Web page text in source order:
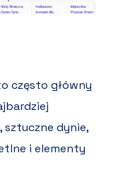
często główny
dynie,
i elementy